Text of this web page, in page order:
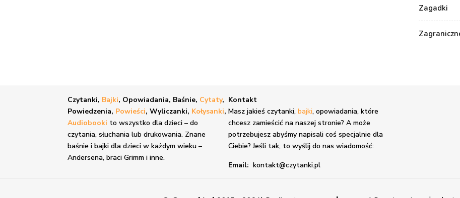
Zagadki
Czytanki, Bajki, Opowiadania, Baśnie, Cytaty,
Powiedzenia, Powieści, Wyliczanki, Kołysanki,
Audiobooki to wszystko dla dzieci – do
czytania, słuchania lub drukowania. Znane
baśnie i bajki dla dzieci w każdym wieku –
Andersena, braci Grimm i inne.
Kontakt
Masz jakieś czytanki,bajki, opowiadania, które
chcesz zamieścić na naszej stronie? A może
potrzebujesz abyśmy napisali coś specjalnie dla
Ciebie? Jeśli tak, to wyślij do nas wiadomość:
Email: kontakt@czytanki.pl